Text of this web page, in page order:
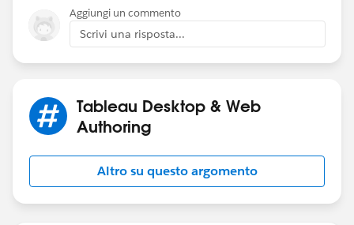
Aggiungi un commento
Scrivi una risposta...
Tableau Desktop & Web
Authoring
Altro su questo argomento